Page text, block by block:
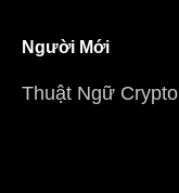
Người Mới
Thuật Ngữ Crypto